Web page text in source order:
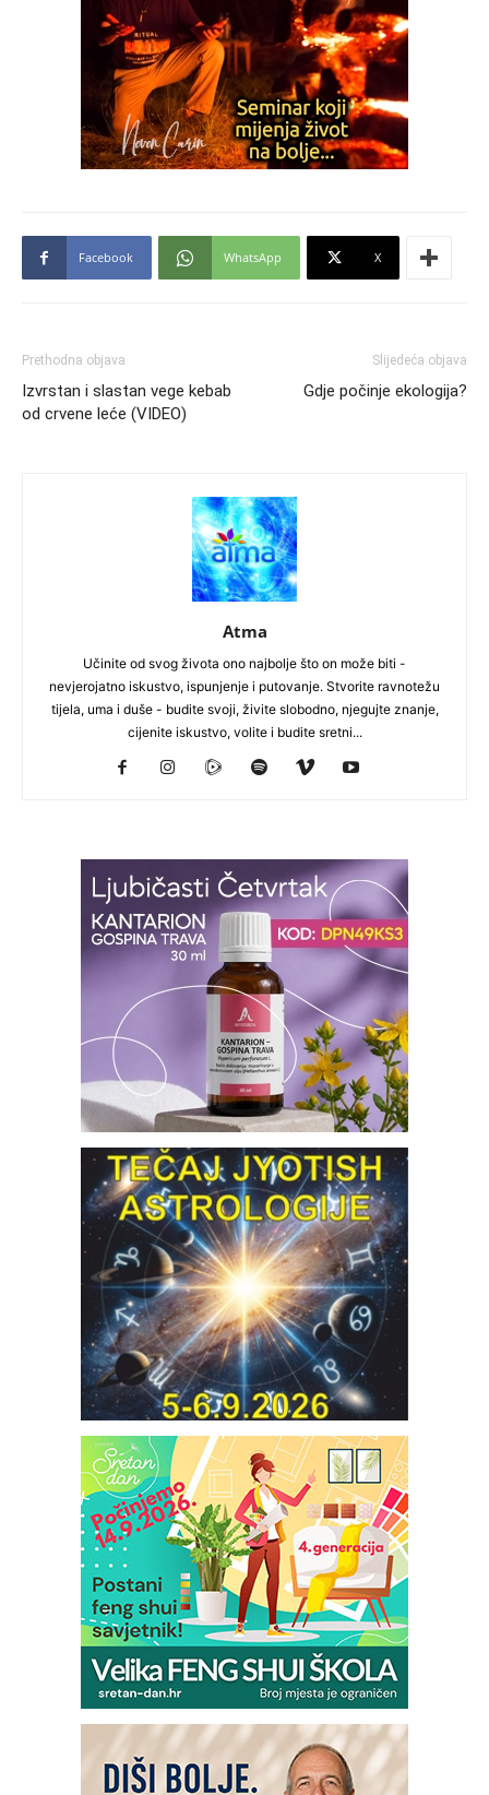
Facebook WhatsApp X
Prethodna objava
Izvrstan i slastan vege kebab
od crvene leće (VIDEO)
Slijedeća objava
Gdje počinje ekologija?
Atma
Učinite od svog života ono najbolje što on može biti -
nevjerojatno iskustvo, ispunjenje i putovanje. Stvorite ravnotežu
tijela, uma i duše - budite svoji, živite slobodno, njegujte znanje,
cijenite iskustvo, volite i budite sretni...